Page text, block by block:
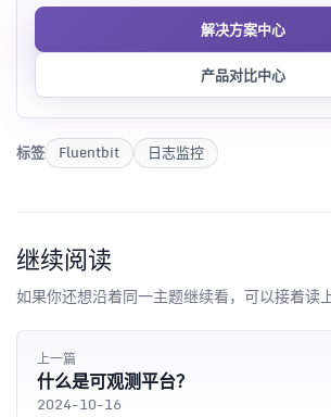
解决方案中心
产品对比中心
标签 Fluentbit 日志监控
继续阅读
如果你还想沿着同一主题继续看，可以接着读
上一篇
什么是可观测平台？
2024-10-16